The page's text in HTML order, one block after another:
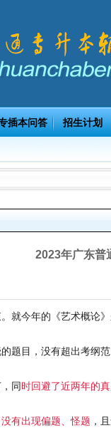
插本问答 招生计划
2023年广东普
就今年的《艺术概论
题目，没有超出考纲
同时回避了近两年的
有出现偏题、怪题 ，